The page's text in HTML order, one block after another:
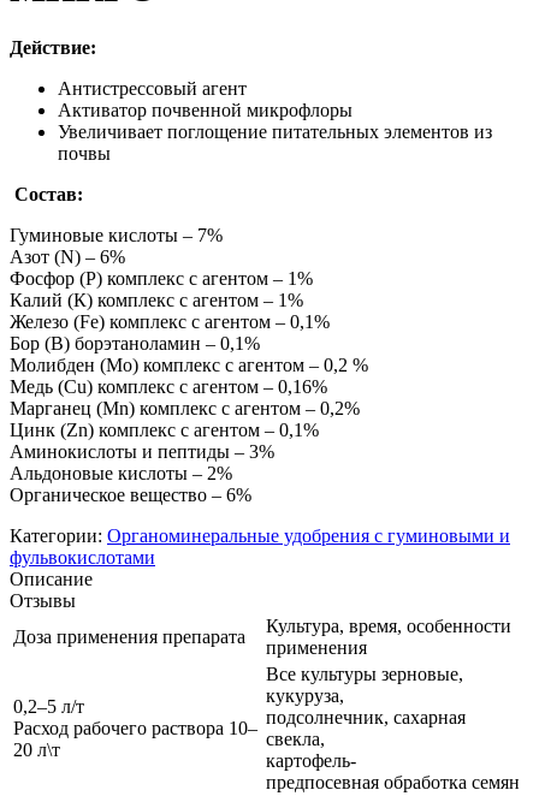
Действие:
Антистрессовый агент
Активатор почвенной микрофлоры
Увеличивает поглощение питательных элементов из
почвы
Состав:
Гуминовые кислоты – 7%
Азот (N) – 6%
Фосфор (P) комплекс с агентом – 1%
Калий (К) комплекс с агентом – 1%
Железо (Fe) комплекс с агентом – 0,1%
Бор (B) борэтаноламин – 0,1%
Молибден (Mo) комплекс с агентом – 0,2 %
Медь (Cu) комплекс с агентом – 0,16%
Марганец (Mn) комплекс с агентом – 0,2%
Цинк (Zn) комплекс с агентом – 0,1%
Аминокислоты и пептиды – 3%
Альдоновые кислоты – 2%
Органическое вещество – 6%
Категории: Органоминеральные удобрения с гуминовыми и
фульвокислотами
Описание
Отзывы
Доза применения препарата
Культура, время, особенности
применения
0,2–5 л/т
Расход рабочего раствора 10–
20 л\т
Все культуры зерновые,
кукуруза,
подсолнечник, сахарная
свекла,
картофель-
предпосевная обработка семян